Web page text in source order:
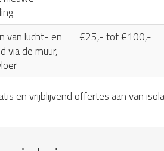
van lucht- en
via de muur,
€25,- tot €100,-
en vrijblijvend offertes aan van